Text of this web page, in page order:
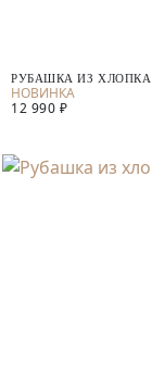
РУБАШКА ИЗ ХЛОПКА
12 990 ₽